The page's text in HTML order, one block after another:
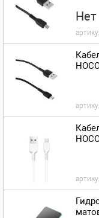
Нет